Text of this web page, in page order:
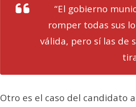
“El gobierno
romper todas sus
válida, pero sí las de
Otro es el caso del candidato